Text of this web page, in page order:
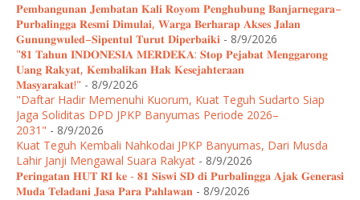
𝐏𝐞𝐦𝐛𝐚𝐧𝐠𝐮𝐧𝐚𝐧 𝐉𝐞𝐦𝐛𝐚𝐭𝐚𝐧 𝐊𝐚𝐥𝐢 𝐑𝐨𝐲𝐨𝐦 𝐏𝐞𝐧𝐠𝐡𝐮𝐛𝐮𝐧𝐠 𝐁𝐚𝐧𝐣𝐚𝐫𝐧𝐞𝐠𝐚𝐫𝐚–
𝐏𝐮𝐫𝐛𝐚𝐥𝐢𝐧𝐠𝐠𝐚 𝐑𝐞𝐬𝐦𝐢 𝐃𝐢𝐦𝐮𝐥𝐚𝐢, 𝐖𝐚𝐫𝐠𝐚 𝐁𝐞𝐫𝐡𝐚𝐫𝐚𝐩 𝐀𝐤𝐬𝐞𝐬 𝐉𝐚𝐥𝐚𝐧
𝐆𝐮𝐧𝐮𝐧𝐠𝐰𝐮𝐥𝐞𝐝–𝐒𝐢𝐩𝐞𝐧𝐭𝐮𝐥 𝐓𝐮𝐫𝐮𝐭 𝐃𝐢𝐩𝐞𝐫𝐛𝐚𝐢𝐤𝐢 - 8/9/2026
"𝟖𝟏 𝐓𝐚𝐡𝐮𝐧 𝐈𝐍𝐃𝐎𝐍𝐄𝐒𝐈𝐀 𝐌𝐄𝐑𝐃𝐄𝐊𝐀: 𝐒𝐭𝐨𝐩 𝐏𝐞𝐣𝐚𝐛𝐚𝐭 𝐌𝐞𝐧𝐠𝐠𝐚𝐫𝐨𝐧𝐠
𝐔𝐚𝐧𝐠 𝐑𝐚𝐤𝐲𝐚𝐭, 𝐊𝐞𝐦𝐛𝐚𝐥𝐢𝐤𝐚𝐧 𝐇𝐚𝐤 𝐊𝐞𝐬𝐞𝐣𝐚𝐡𝐭𝐞𝐫𝐚𝐚𝐧
𝐌𝐚𝐬𝐲𝐚𝐫𝐚𝐤𝐚𝐭!" - 8/9/2026
"Daftar Hadir Memenuhi Kuorum, Kuat Teguh Sudarto Siap
Jaga Soliditas DPD JPKP Banyumas Periode 2026–
2031" - 8/9/2026
Kuat Teguh Kembali Nahkodai JPKP Banyumas, Dari Musda
Lahir Janji Mengawal Suara Rakyat - 8/9/2026
𝐏𝐞𝐫𝐢𝐧𝐠𝐚𝐭𝐚𝐧 𝐇𝐔𝐓 𝐑𝐈 𝐤𝐞 - 𝟖𝟏 𝐒𝐢𝐬𝐰𝐢 𝐒𝐃 𝐝𝐢 𝐏𝐮𝐫𝐛𝐚𝐥𝐢𝐧𝐠𝐠𝐚 𝐀𝐣𝐚𝐤 𝐆𝐞𝐧𝐞𝐫𝐚𝐬𝐢
𝐌𝐮𝐝𝐚 𝐓𝐞𝐥𝐚𝐝𝐚𝐧𝐢 𝐉𝐚𝐬𝐚 𝐏𝐚𝐫𝐚 𝐏𝐚𝐡𝐥𝐚𝐰𝐚𝐧 - 8/9/2026